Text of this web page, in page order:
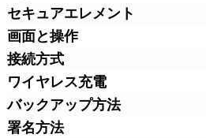
セキュアエレメント
画面と操作
接続方式
ワイヤレス充電
バックアップ方法
署名方法